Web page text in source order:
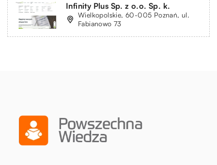
Infinity Plus Sp. z o.o. Sp. k.
Wielkopolskie, 60-005 Poznań, ul.
Fabianowo 73